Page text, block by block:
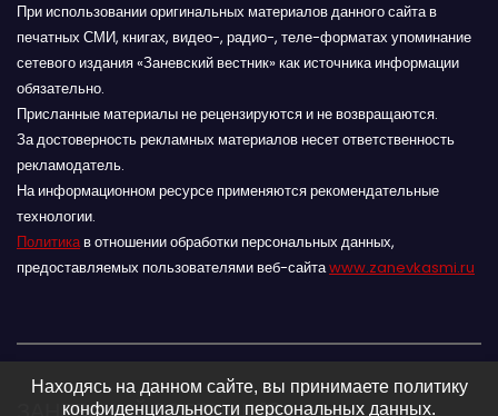
При использовании оригинальных материалов данного сайта в
печатных СМИ, книгах, видео-, радио-, теле-форматах упоминание
сетевого издания «Заневский вестник» как источника информации
обязательно.
Присланные материалы не рецензируются и не возвращаются.
За достоверность рекламных материалов несет ответственность
рекламодатель.
На информационном ресурсе применяются рекомендательные
технологии.
Политикав отношении обработки персональных данных,
предоставляемых пользователями веб-сайтаwww.zanevkasmi.ru
Находясь на данном сайте, вы принимаете политику
конфиденциальности персональных данных.